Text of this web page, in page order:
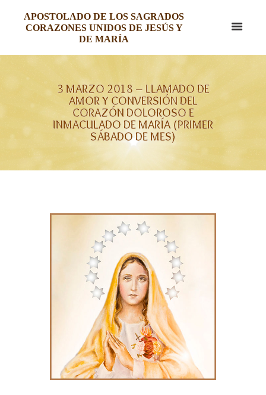
APOSTOLADO DE LOS SAGRADOS
CORAZONES UNIDOS DE JESÚS Y
DE MARÍA
3 MARZO 2018 – LLAMADO DE
AMOR Y CONVERSIÓN DEL
CORAZÓN DOLOROSO E
INMACULADO DE MARÍA (PRIMER
SÁBADO DE MES)